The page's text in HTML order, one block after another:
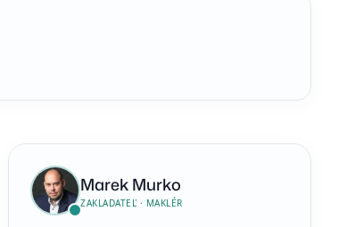
Marek Murko
ZAKLADATEĽ · MAKLÉR